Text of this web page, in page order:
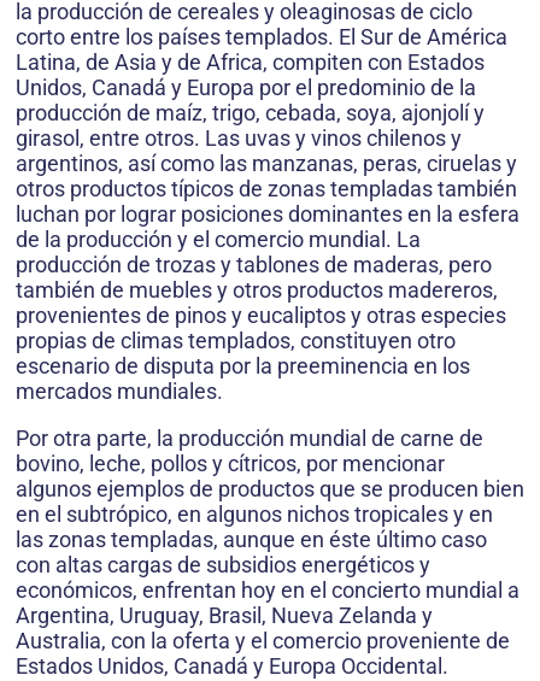
la producción de cereales y oleaginosas de ciclo
corto entre los países templados. El Sur de América
Latina, de Asia y de Africa, compiten con Estados
Unidos, Canadá y Europa por el predominio de la
producción de maíz, trigo, cebada, soya, ajonjolí y
girasol, entre otros. Las uvas y vinos chilenos y
argentinos, así como las manzanas, peras, ciruelas y
otros productos típicos de zonas templadas también
luchan por lograr posiciones dominantes en la esfera
de la producción y el comercio mundial. La
producción de trozas y tablones de maderas, pero
también de muebles y otros productos madereros,
provenientes de pinos y eucaliptos y otras especies
propias de climas templados, constituyen otro
escenario de disputa por la preeminencia en los
mercados mundiales.
Por otra parte, la producción mundial de carne de
bovino, leche, pollos y cítricos, por mencionar
algunos ejemplos de productos que se producen bien
en el subtrópico, en algunos nichos tropicales y en
las zonas templadas, aunque en éste último caso
con altas cargas de subsidios energéticos y
económicos, enfrentan hoy en el concierto mundial a
Argentina, Uruguay, Brasil, Nueva Zelanda y
Australia, con la oferta y el comercio proveniente de
Estados Unidos, Canadá y Europa Occidental.